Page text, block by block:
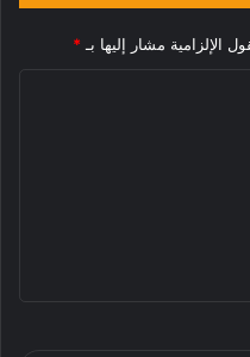
الإلزامية مشار إليها بـ *